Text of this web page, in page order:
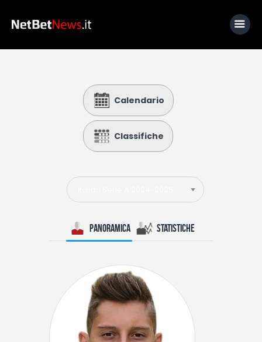
Calcio
Basket
Tennis
Lo Sapevi Che
I consigli di Giulia
Calendario
Classifiche
Panoramica Statistiche